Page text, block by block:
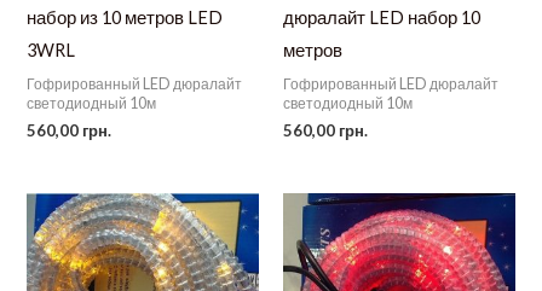
набор из 10 метров LED
3WRL
Гофрированный LED дюралайт
светодиодный 10м
560,00 грн.
дюралайт LED набор 10
метров
Гофрированный LED дюралайт
светодиодный 10м
560,00 грн.